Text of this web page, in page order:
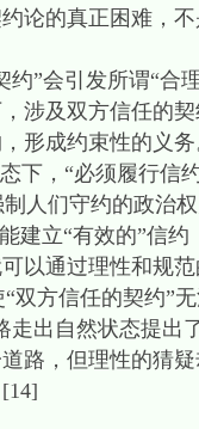
论的真正困难，
会引发所谓“合理
涉及双方信任的
形成约束性的义
下，“必须履行信
人们守约的政治
建立“有效的”信
以通过理性和规
“双方信任的契约
走出自然状态提
路，但理性的猜